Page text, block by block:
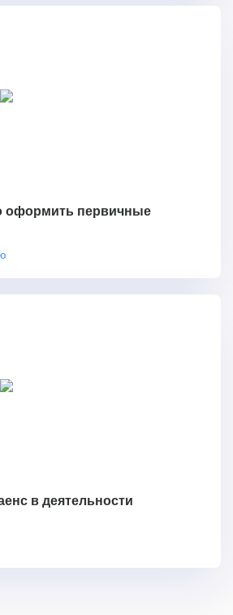
оформить первичные
в деятельности